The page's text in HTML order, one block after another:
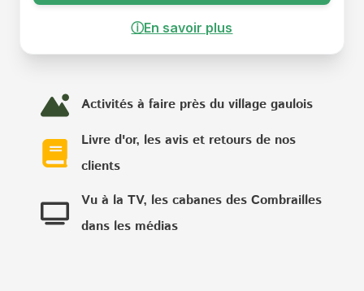
ⓘEn savoir plus
Activités à faire près du village gaulois
Livre d'or, les avis et retours de nos
clients
Vu à la TV, les cabanes des Combrailles
dans les médias